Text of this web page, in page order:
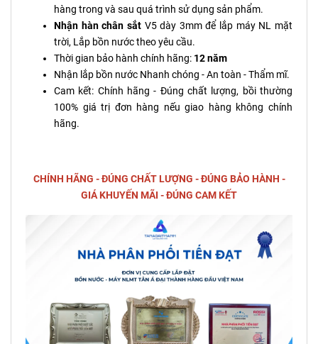
hàng trong và sau quá trình sử dụng sản phẩm.
Nhận hàn chân sắtV5 dày 3mm để lắp máy NL mặt
trời, Lắp bồn nước theo yêu cầu.
Thời gian bảo hành chính hãng: 12 năm
Nhận lắp bồn nước Nhanh chóng - An toàn - Thẩm mĩ.
Cam kết: Chính hãng - Đúng chất lượng, bồi thường
100% giá trị đơn hàng nếu giao hàng không chính
hãng.
CHÍNH HÃNG - ĐÚNG CHẤT LƯỢNG - ĐÚNG BẢO HÀNH -
GIÁ KHUYẾN MÃI - ĐÚNG CAM KẾT